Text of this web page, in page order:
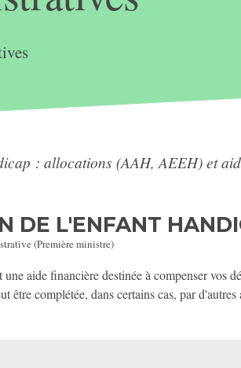
: allocations (AAH, AEEH) et
DE L'ENFANT
(Première ministre)
aide financière destinée à compenser vos
être complétée, dans certains cas, par d'autres